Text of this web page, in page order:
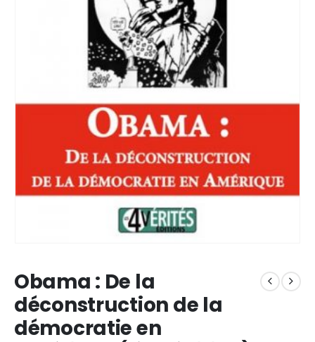
Obama : De la
déconstruction de la
démocratie en